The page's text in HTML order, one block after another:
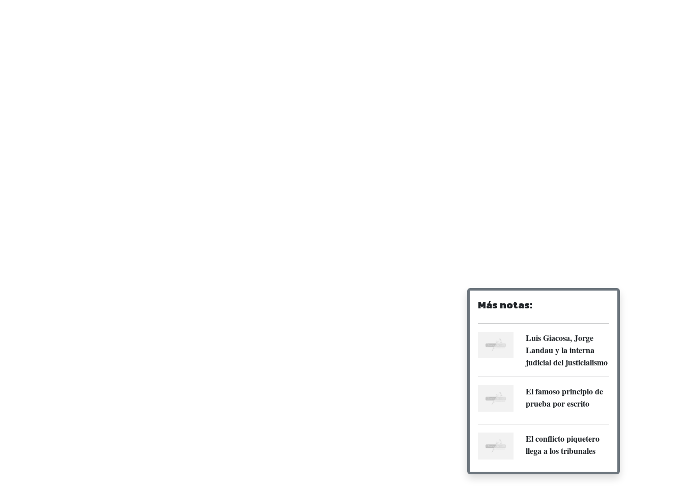
Más notas:
Luis Giacosa, Jorge
Landau y la interna
judicial del justicialismo
El famoso principio de
prueba por escrito
El conflicto piquetero
llega a los tribunales